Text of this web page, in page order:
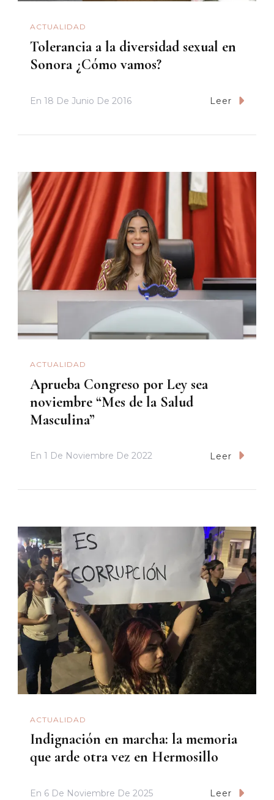
ACTUALIDAD
Tolerancia a la diversidad sexual en
Sonora ¿Cómo vamos?
En 18 De Junio De 2016 Leer
ACTUALIDAD
Aprueba Congreso por Ley sea
noviembre “Mes de la Salud
Masculina”
En 1 De Noviembre De 2022 Leer
ACTUALIDAD
Indignación en marcha: la memoria
que arde otra vez en Hermosillo
En 6 De Noviembre De 2025 Leer